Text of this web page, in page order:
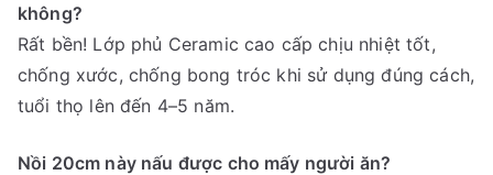
không?
Rất bền! Lớp phủ Ceramic cao cấp chịu nhiệt tốt,
chống xước, chống bong tróc khi sử dụng đúng cách,
tuổi thọ lên đến 4–5 năm.
Nồi 20cm này nấu được cho mấy người ăn?